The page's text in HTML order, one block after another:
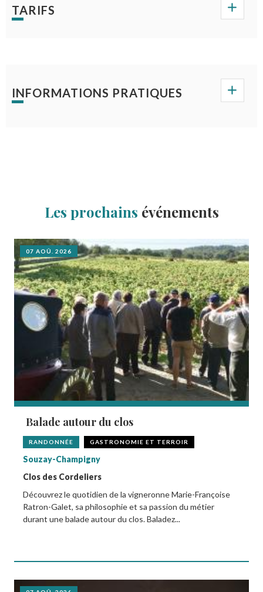
TARIFS
INFORMATIONS PRATIQUES
Les prochains événements
07 AOÛ. 2026
Balade autour du clos
RANDONNÉE GASTRONOMIE ET TERROIR
Souzay-Champigny
Clos des Cordeliers
Découvrez le quotidien de la vigneronne Marie-Françoise
Ratron-Galet, sa philosophie et sa passion du métier
durant une balade autour du clos. Baladez...